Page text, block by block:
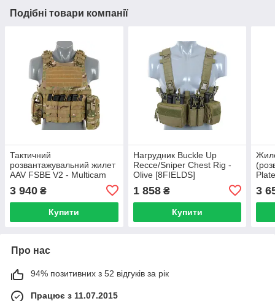
Подібні товари компанії
Тактичний
розвантажувальний жилет
AAV FSBE V2 - Multicam
3 940 ₴
Купити
Нагрудник Buckle Up
Recce/Sniper Chest Rig -
Olive [8FIELDS]
1 858₴
Купити
3
Про нас
94% позитивних з 52 відгуків за рік
Працює з 11.07.2015